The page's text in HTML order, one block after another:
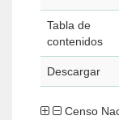
Tabla de
contenidos
Descargar